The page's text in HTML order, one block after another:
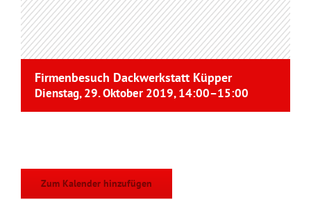
Firmenbesuch Dackwerkstatt Küpper
Dienstag, 29. Oktober 2019, 14:00–15:00
Zum Kalender hinzufügen